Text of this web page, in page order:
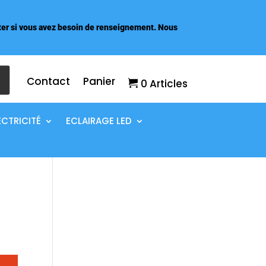
si vous avez besoin de renseignement. Nous
Contact Panier 0 Articles
ECLAIRAGE LED